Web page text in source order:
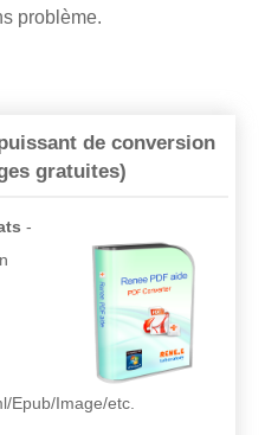
problème.
de conversion
gratuites)
Epub/Image/etc.